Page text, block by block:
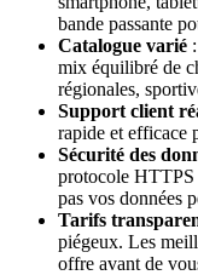
bande passante
Catalogue varié
mix équilibré de
régionales,
Support client
rapide et efficace
Sécurité des
protocole HTTPS
pas vos données
Tarifs
piégeux. Les
offre avant de